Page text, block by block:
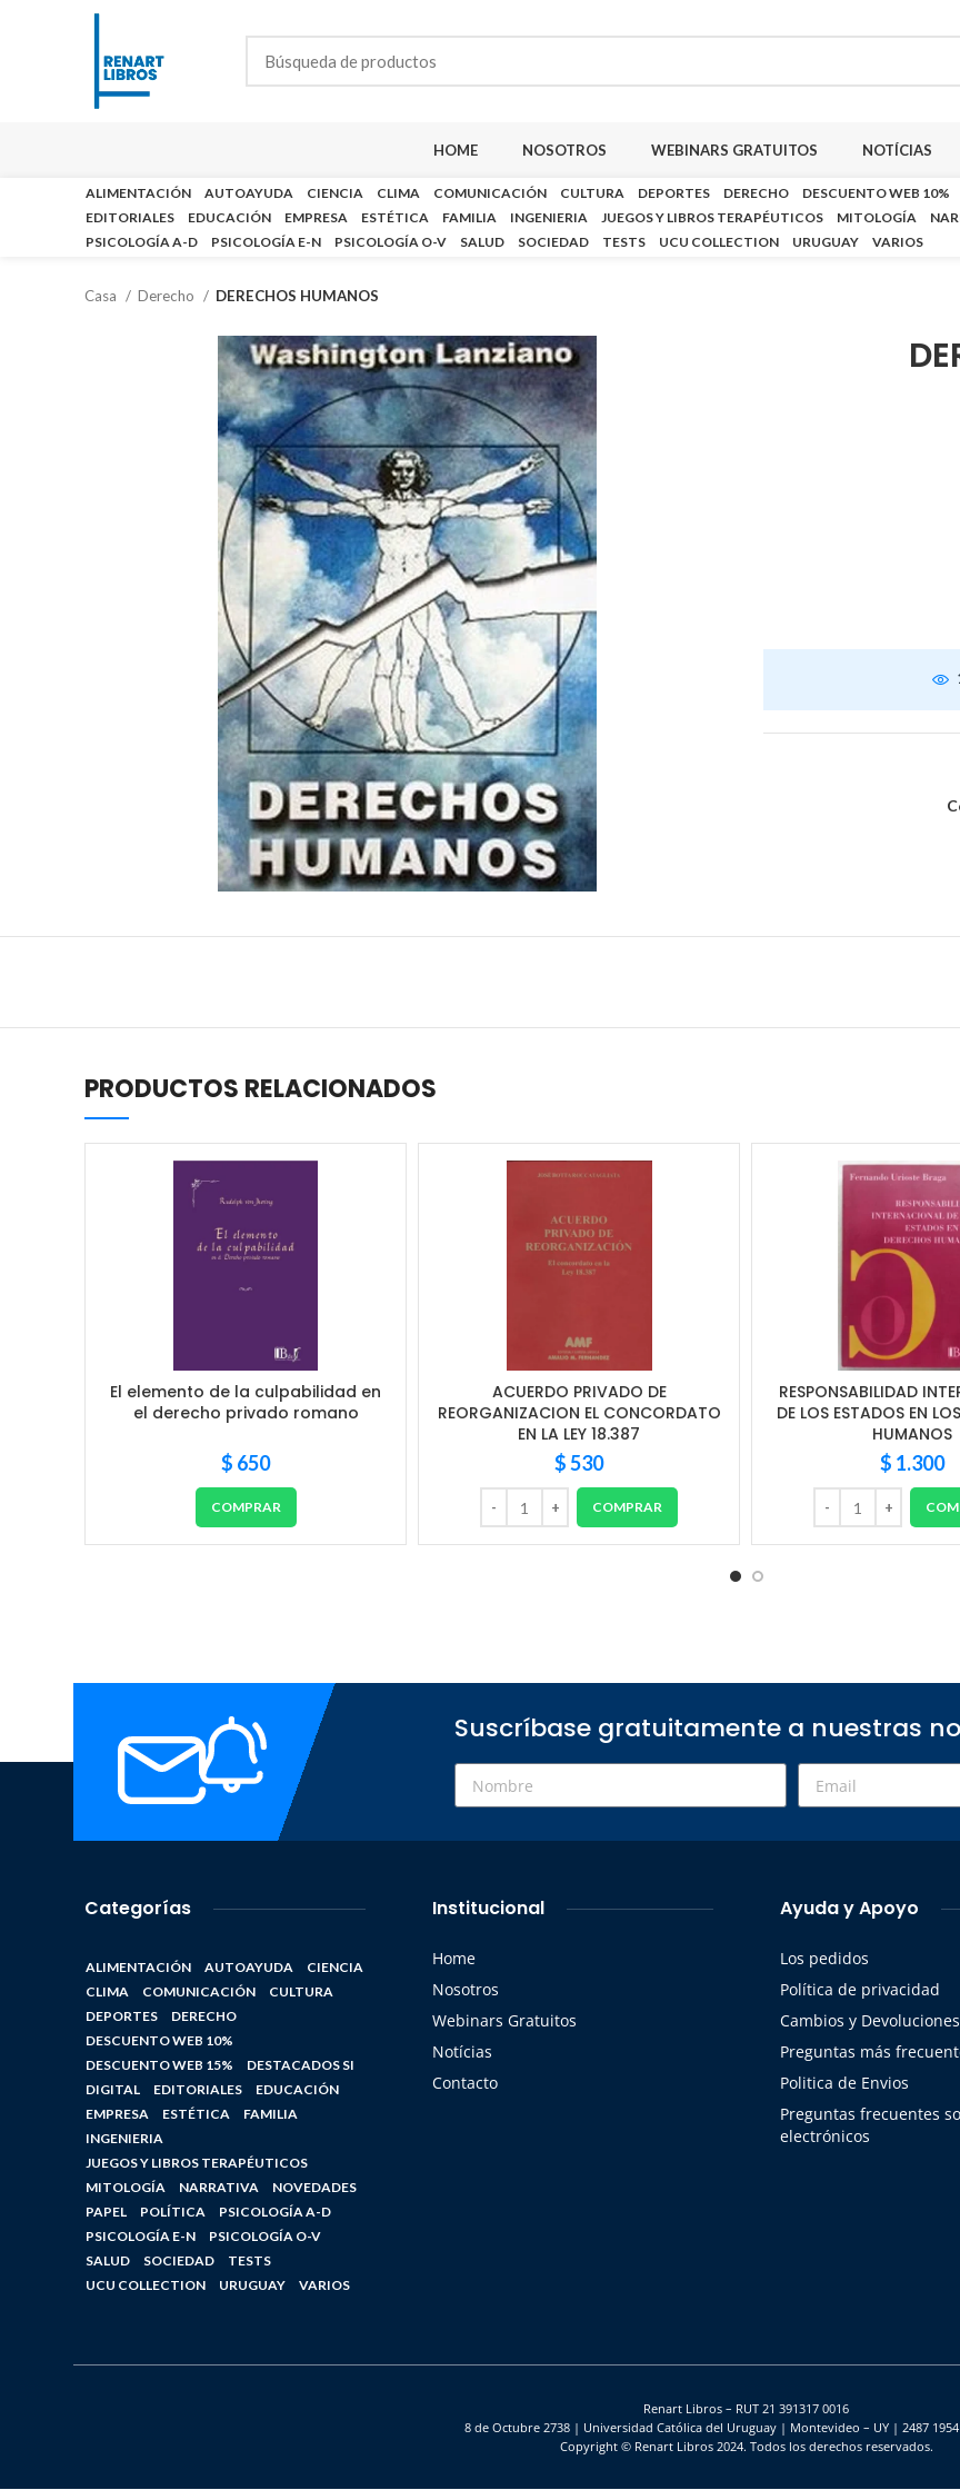
HOME NOSOTROS WEBINARS GRATUITOS NOTÍCIAS
ALIMENTACIÓN AUTOAYUDA CIENCIA CLIMA COMUNICACIÓN CULTURA DEPORTES DERECHO DESCUENTO WEB 10%
EDITORIALES
EDUCACIÓN EMPRESA ESTÉTICA FAMILIA INGENIERIA JUEGOS Y LIBROS TERAPÉUTICOS MITOLOGÍA
PSICOLOGÍA A-D
PSICOLOGÍA E-N PSICOLOGÍA O-V SALUD SOCIEDAD TESTS UCU COLLECTION URUGUAY VARIOS
Casa Derecho DERECHOS HUMANOS
PRODUCTOS RELACIONADOS
El elemento de la culpabilidad en
el derecho privado romano
$ 650
COMPRAR
ACUERDO PRIVADO DE
REORGANIZACION EL CONCORDATO
EN LA LEY 18.387
$530
COMPRAR
RESPONSABILIDAD
DE LOS ESTADOS EN
HUMANOS
$ 1.300
Suscríbase gratuitamente a nuestras
Categorías
ALIMENTACIÓN AUTOAYUDA
CIENCIA
CLIMA
COMUNICACIÓN
CULTURA
DEPORTES
DERECHO
DESCUENTO WEB 10%
DESCUENTO WEB 15%
DESTACADOS SI
DIGITAL
EDITORIALES
EDUCACIÓN
EMPRESA
ESTÉTICA
FAMILIA
INGENIERIA
JUEGOS Y LIBROS TERAPÉUTICOS
MITOLOGÍA
NARRATIVA
NOVEDADES
PAPEL
POLÍTICA
PSICOLOGÍA A-D
PSICOLOGÍA E-N
PSICOLOGÍA O-V
SALUD
SOCIEDAD
TESTS
UCU COLLECTION
URUGUAY VARIOS
Institucional
Home
Nosotros
Webinars Gratuitos
Notícias
Contacto
Ayuda y Apoyo
Los pedidos
Política de privacidad
Cambios y Devoluciones
Preguntas más
Politica de Envios
Preguntas frecuentes
electrónicos
Renart Libros – RUT 21 391317 0016
8 de Octubre 2738 | Universidad Católica del Uruguay | Montevideo – UY | 2487 1954
Copyright © Renart Libros 2024. Todos los derechos reservados.